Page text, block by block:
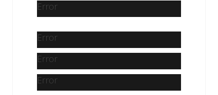
Error
Error
Error
Error